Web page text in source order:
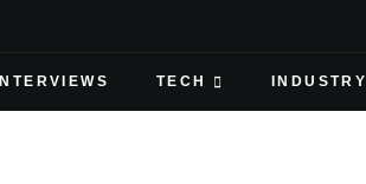
INTERVIEWS TECH INDUSTRY